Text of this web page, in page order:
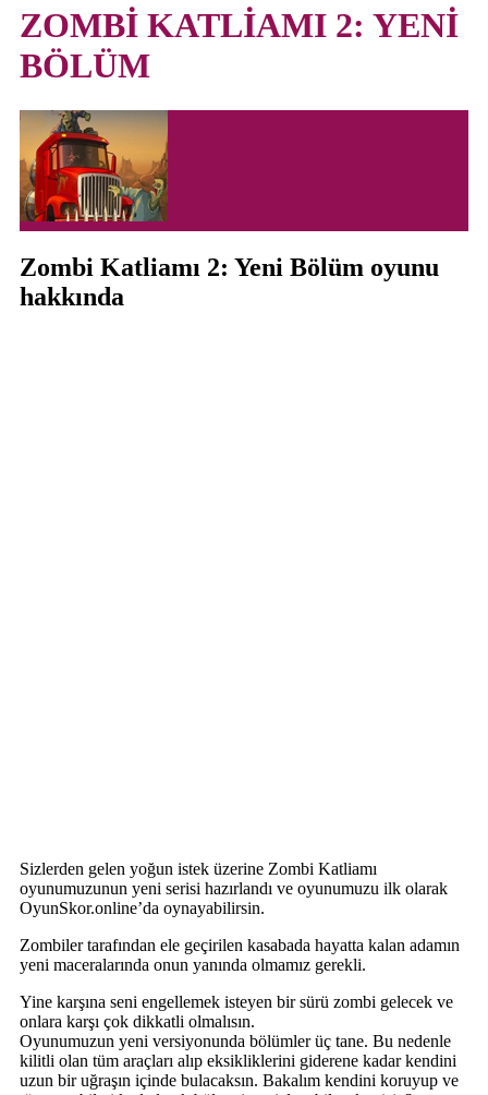
ZOMBİ KATLİAMI 2: YENİ
BÖLÜM
Zombi Katliamı 2: Yeni Bölüm oyunu
hakkında
Sizlerden gelen yoğun istek üzerine Zombi Katliamı
oyunumuzunun yeni serisi hazırlandı ve oyunumuzu ilk olarak
OyunSkor.online’da oynayabilirsin.
Zombiler tarafından ele geçirilen kasabada hayatta kalan adamın
yeni maceralarında onun yanında olmamız gerekli.
Yine karşına seni engellemek isteyen bir sürü zombi gelecek ve
onlara karşı çok dikkatli olmalısın.
Oyunumuzun yeni versiyonunda bölümler üç tane. Bu nedenle
kilitli olan tüm araçları alıp eksikliklerini giderene kadar kendini
uzun bir uğraşın içinde bulacaksın. Bakalım kendini koruyup ve